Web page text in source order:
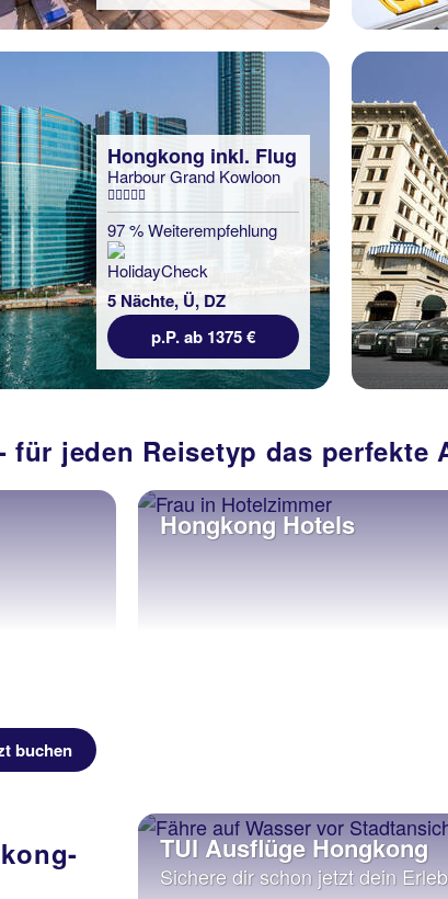
Hongkong inkl. Flug
Harbour Grand Kowloon
97 % Weiterempfehlung
5 Nächte, Ü, DZ
p.P. ab 1375 €
jeden Reisetyp das perfekte
buchen
Hongkong Hotels
TUI Ausflüge Hongkong
Sichere dir schon jetzt dein